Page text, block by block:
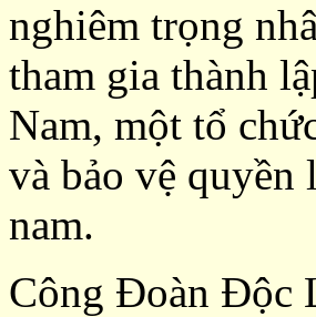
nghiêm trọng
tham gia thành
Nam, một tổ
và bảo vệ
nam.
Công Đoàn Độc